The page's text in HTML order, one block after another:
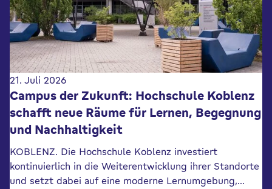
21. Juli 2026
Campus der Zukunft: Hochschule Koblenz
schafft neue Räume für Lernen, Begegnung
und Nachhaltigkeit
KOBLENZ. Die Hochschule Koblenz investiert
kontinuierlich in die Weiterentwicklung ihrer Standorte
und setzt dabei auf eine moderne Lernumgebung,…